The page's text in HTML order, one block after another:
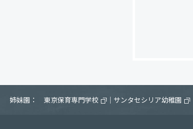
姉妹園： 東京保育専門学校 ｜ サンタセシリア幼稚園